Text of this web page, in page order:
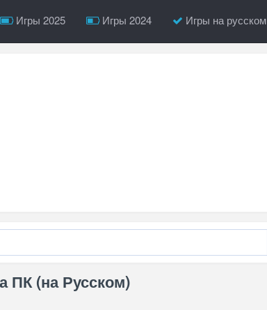
Игры 2025 Игры 2024 Игры на русском
ПК (на Русском)